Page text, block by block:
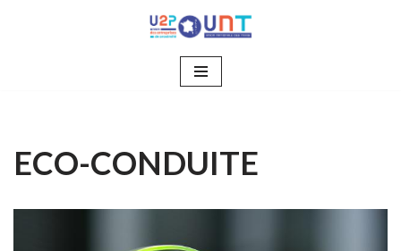
ECO-CONDUITE